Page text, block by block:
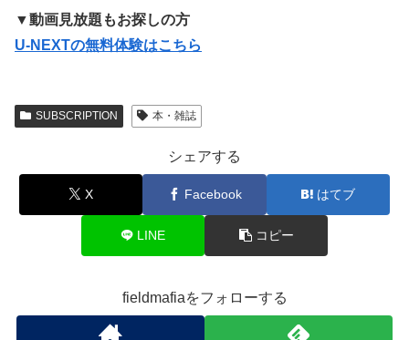
▼動画見放題もお探しの方
U-NEXTの無料体験はこちら
SUBSCRIPTION 本・雑誌
シェアする
X Facebook はてブ
LINE コピー
fieldmafiaをフォローする